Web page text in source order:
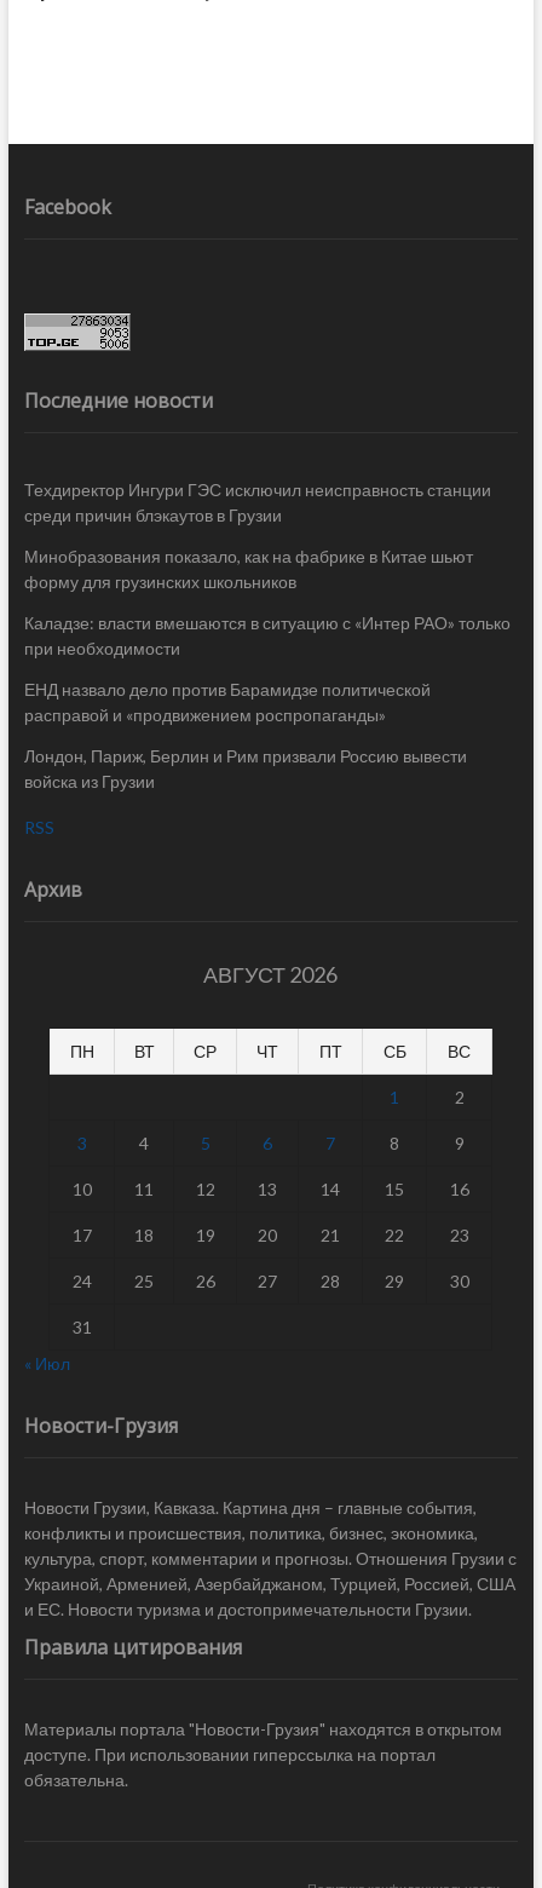
Facebook
Последние новости
Техдиректор Ингури ГЭС исключил неисправность станции
среди причин блэкаутов в Грузии
Минобразования показало, как на фабрике в Китае шьют
форму для грузинских школьников
Каладзе: власти вмешаются в ситуацию с «Интер РАО» только
при необходимости
ЕНД назвало дело против Барамидзе политической
расправой и «продвижением роспропаганды»
Лондон, Париж, Берлин и Рим призвали Россию вывести
войска из Грузии
RSS
Архив
АВГУСТ 2026
ПН ВТ СР ЧТ ПТ СБ ВС
1 2
3 4 5 6 7 8 9
10 11 12 13 14 15 16
17 18 19 20 21 22 23
24 25 26 27 28 29 30
31
« Июл
Новости-Грузия
Новости Грузии, Кавказа. Картина дня – главные события,
конфликты и происшествия, политика, бизнес, экономика,
культура, спорт, комментарии и прогнозы. Отношения Грузии с
Украиной, Арменией, Азербайджаном, Турцией, Россией, США
и ЕС. Новости туризма и достопримечательности Грузии.
Правила цитирования
Материалы портала "Новости-Грузия" находятся в открытом
доступе. При использовании гиперссылка на портал
обязательна.